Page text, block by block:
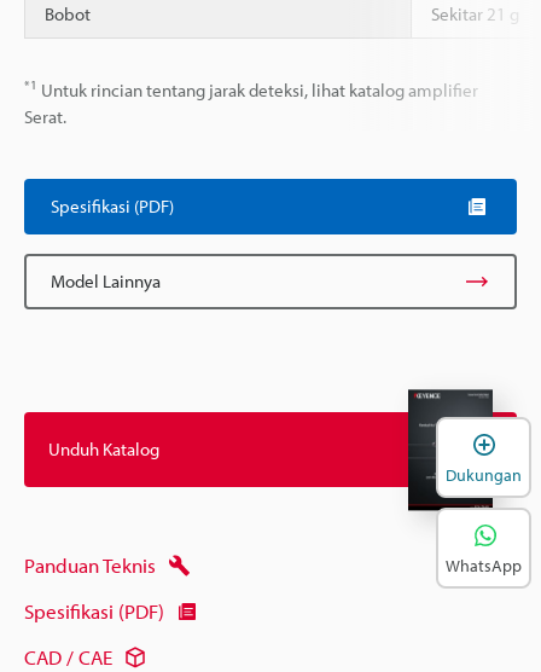
Bobot Sekitar 21 g
*1 Untuk rincian tentang jarak deteksi, lihat katalog amplifier
Serat.
Spesifikasi (PDF)
Model Lainnya
Unduh Katalog
Panduan Teknis
Spesifikasi (PDF)
CAD / CAE
Dukungan
WhatsApp